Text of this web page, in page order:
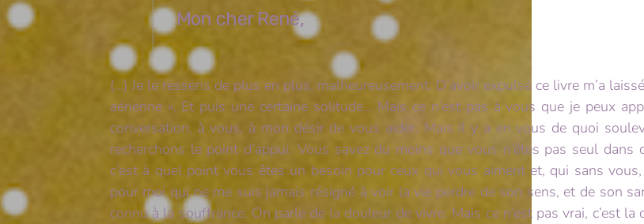
Mon cher René,
(…) Je le ressens de plus en plus, malheureusement. D’avoir expulsé ce livre m’a
aérienne ». Et puis une certaine solitude… Mais ce n’est pas à vous que je peux
conversation, à vous, à mon désir de vous aider. Mais il y a en vous de quoi
recherchons le point d’appui. Vous savez du moins que vous n’êtes pas seul
c’est à quel point vous êtes un besoin pour ceux qui vous aiment et, qui sans
pour moi qui ne me suis jamais résigné à voir la vie perdre de son sens, et de son
connu à la souffrance. On parle de la douleur de vivre. Mais ce n’est pas vrai, c’est